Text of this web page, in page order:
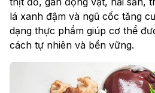
lá xanh đậm và ngũ cốc tăng
dạng thực phẩm giúp cơ thể
cách tự nhiên và bền vững.